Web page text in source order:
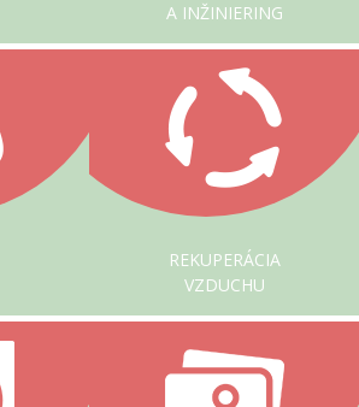
A INŽINIERING
REKUPERÁCIA
VZDUCHU